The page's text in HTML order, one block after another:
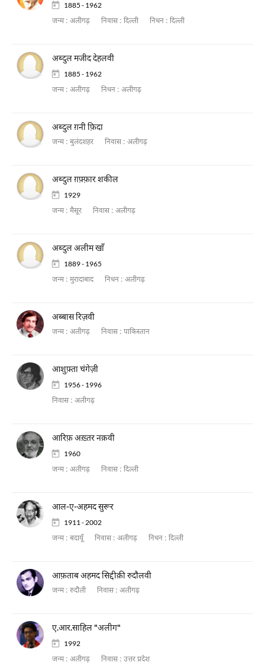
1885 - 1962
जन्म : अलीगढ़ निवास : दिल्ली निधन : दिल्ली
अब्दुल मजीद देहलवी
1885 - 1962
जन्म : अलीगढ़ निधन : अलीगढ़
अब्दुल ग़नी फ़िदा
जन्म : बुलंदशहर निवास : अलीगढ़
अब्दुल ग़फ़्फ़ार शकील
1929
जन्म : मैसूर निवास : अलीगढ़
अब्दुल अलीम खाँ
1889 - 1965
जन्म : मुरादाबाद निधन : अलीगढ़
अब्बास रिज़वी
जन्म : अलीगढ़ निवास : पाकिस्तान
आशुफ़्ता चंगेज़ी
1956 - 1996
निवास : अलीगढ़
आरिफ़ अख़्तर नक़वी
1960
जन्म : अलीगढ़ निवास : दिल्ली
आल-ए-अहमद सुरूर
1911 - 2002
जन्म : बदायूँ निवास : अलीगढ़ निधन : दिल्ली
आफ़ताब अहमद सिद्दीक़ी रुदाैलवी
जन्म : रुदौली निवास : अलीगढ़
ए.आर.साहिल "अलीग"
1992
जन्म : अलीगढ़ निवास : उत्तर प्रदेश